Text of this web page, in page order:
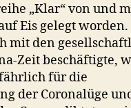
„Klar“ von und
Eis gelegt
mit den
Zeit beschäftigte,
für die
der Coronalüge